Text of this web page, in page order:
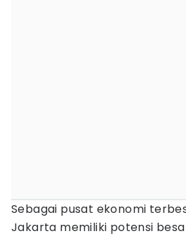
Sebagai pusat ekonomi
Jakarta memiliki potensi